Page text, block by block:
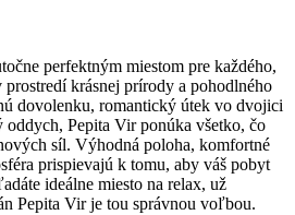
perfektným miestom pre každého,
krásnej prírody a pohodlného
dovolenku, romantický útek vo dvojici
Pepita Vir ponúka všetko, čo
síl. Výhodná poloha, komfortné
prispievajú k tomu, aby váš pobyt
ideálne miesto na relax, už
Pepita Vir je tou správnou voľbou.